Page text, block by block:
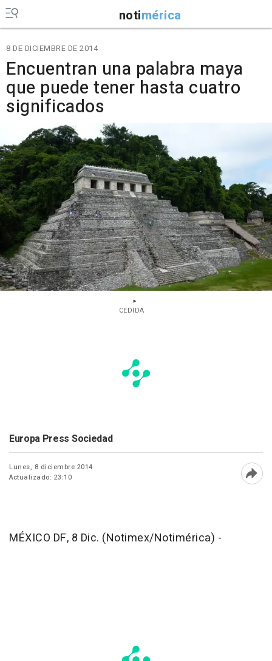
notimérica
8 DE DICIEMBRE DE 2014
Encuentran una palabra maya
que puede tener hasta cuatro
significados
CEDIDA
Europa Press Sociedad
Lunes, 8 diciembre 2014
Actualizado: 23:10
MÉXICO DF, 8 Dic. (Notimex/Notimérica) -